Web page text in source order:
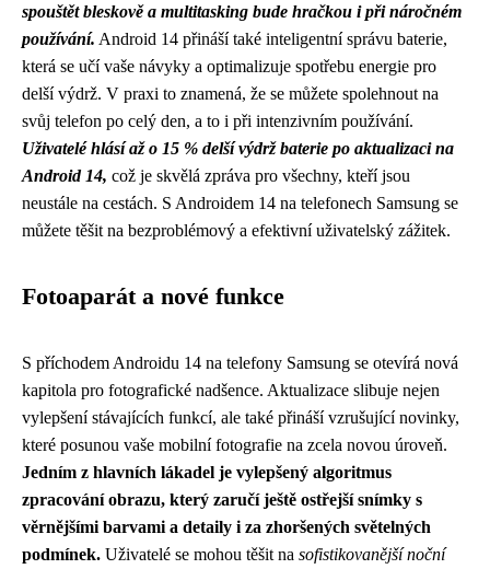
spouštět bleskově a multitasking bude hračkou i při náročném
používání. Android 14 přináší také inteligentní správu baterie,
která se učí vaše návyky a optimalizuje spotřebu energie pro
delší výdrž. V praxi to znamená, že se můžete spolehnout na
svůj telefon po celý den, a to i při intenzivním používání.
Uživatelé hlásí až o 15 % delší výdrž baterie po aktualizaci na
Android 14, což je skvělá zpráva pro všechny, kteří jsou
neustále na cestách. S Androidem 14 na telefonech Samsung se
můžete těšit na bezproblémový a efektivní uživatelský zážitek.
Fotoaparát a nové funkce
S příchodem Androidu 14 na telefony Samsung se otevírá nová
kapitola pro fotografické nadšence. Aktualizace slibuje nejen
vylepšení stávajících funkcí, ale také přináší vzrušující novinky,
které posunou vaše mobilní fotografie na zcela novou úroveň.
Jedním z hlavních lákadel je vylepšený algoritmus
zpracování obrazu, který zaručí ještě ostřejší snímky s
věrnějšími barvami a detaily i za zhoršených světelných
podmínek. Uživatelé se mohou těšit na sofistikovanější noční